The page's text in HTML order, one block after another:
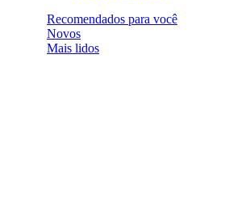
Recomendados para você
Novos
Mais lidos